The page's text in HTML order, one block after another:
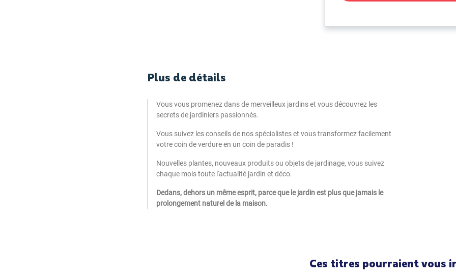
Plus de détails
Vous vous promenez dans de merveilleux jardins et vous découvrez les
secrets de jardiniers passionnés.
Vous suivez les conseils de nos spécialistes et vous transformez facilement
votre coin de verdure en un coin de paradis !
Nouvelles plantes, nouveaux produits ou objets de jardinage, vous suivez
chaque mois toute l'actualité jardin et déco.
Dedans, dehors un même esprit, parce que le jardin est plus que jamais le
prolongement naturel de la maison.
Ces titres pourraient vous